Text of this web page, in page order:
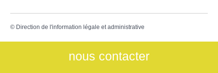
© Direction de l'information légale et administrative
nous contacter